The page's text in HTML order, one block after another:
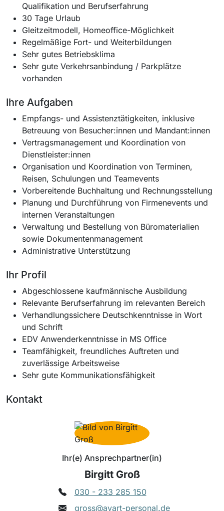
Qualifikation und Berufserfahrung
30 Tage Urlaub
Gleitzeitmodell, Homeoffice-Möglichkeit
Regelmäßige Fort- und Weiterbildungen
Sehr gutes Betriebsklima
Sehr gute Verkehrsanbindung / Parkplätze
vorhanden
Ihre Aufgaben
Empfangs- und Assistenztätigkeiten, inklusive
Betreuung von Besucher:innen und Mandant:innen
Vertragsmanagement und Koordination von
Dienstleister:innen
Organisation und Koordination von Terminen,
Reisen, Schulungen und Teamevents
Vorbereitende Buchhaltung und Rechnungsstellung
Planung und Durchführung von Firmenevents und
internen Veranstaltungen
Verwaltung und Bestellung von Büromaterialien
sowie Dokumentenmanagement
Administrative Unterstützung
Ihr Profil
Abgeschlossene kaufmännische Ausbildung
Relevante Berufserfahrung im relevanten Bereich
Verhandlungssichere Deutschkenntnisse in Wort
und Schrift
EDV Anwenderkenntnisse in MS Office
Teamfähigkeit, freundliches Auftreten und
zuverlässige Arbeitsweise
Sehr gute Kommunikationsfähigkeit
Kontakt
Ihr(e) Ansprechpartner(in)
Birgitt Groß
030 - 233 285 150
gross@avart-personal.de